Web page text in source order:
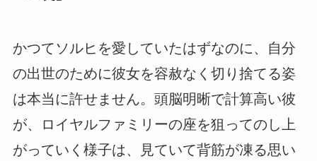
かつてソルヒを愛していたはずなのに、自分
の出世のために彼女を容赦なく切り捨てる姿
は本当に許せません。頭脳明晰で計算高い彼
が、ロイヤルファミリーの座を狙ってのし上
がっていく様子は、見ていて背筋が凍る思い